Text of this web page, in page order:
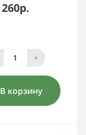
260р.
+
В корзину